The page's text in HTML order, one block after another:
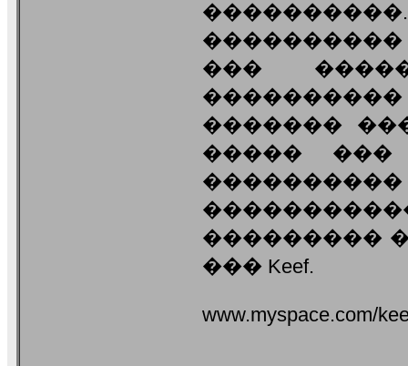
���
�������
�����
���������
��� Keef.
www.myspace.com/